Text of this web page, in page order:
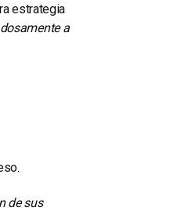
estrategia
a
de sus